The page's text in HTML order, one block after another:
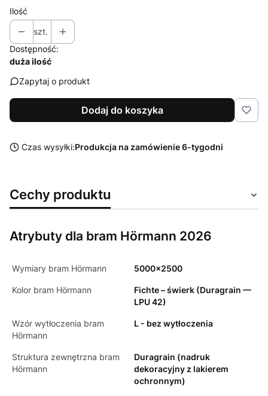
Ilość
szt.
Dostępność:
duża ilość
Zapytaj o produkt
Dodaj do koszyka
Czas wysyłki:Produkcja na zamówienie 6-tygodni
Cechy produktu
Atrybuty dla bram Hörmann 2026
Wymiary bram Hörmann 5000x2500
Kolor bram Hörmann
Fichte – świerk (Duragrain —
LPU 42)
Wzór wytłoczenia bram
Hörmann
L - bez wytłoczenia
Struktura zewnętrzna bram
Hörmann
Duragrain (nadruk
dekoracyjny z lakierem
ochronnym)